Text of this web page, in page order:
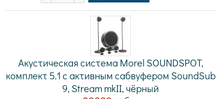
Акустическая система Morel SOUNDSPOT,
комплект 5.1 с активным сабвуфером SoundSub
9, Stream mkII, чёрный